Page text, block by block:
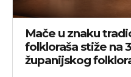
Mače u znaku
folkloraša stiže na
županijskog